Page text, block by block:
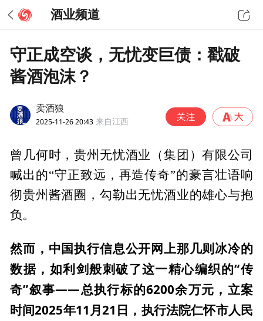
酒业频道
守正成空谈，无忧变巨债：戳破
酱酒泡沫？
卖酒狼
2025-11-26 20:43 来自江西
曾几何时，贵州无忧酒业（集团）有限公司
喊出的“守正致远，再造传奇”的豪言壮语响
彻贵州酱酒圈，勾勒出无忧酒业的雄心与抱
负。
然而，中国执行信息公开网上那几则冰冷的
数据，如利剑般刺破了这一精心编织的“传
奇”叙事——总执行标的6200余万元，立案
时间2025年11月21日，执行法院仁怀市人民